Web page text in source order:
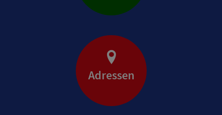
Adressen